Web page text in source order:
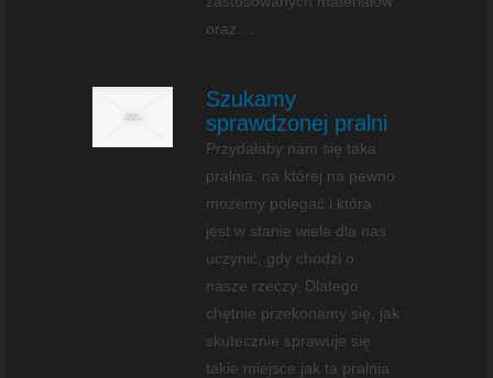
oraz ...
Szukamy
sprawdzonej pralni
Przydałaby nam się taka
pralnia, na której na pewno
możemy polegać i która
jest w stanie wiele dla nas
uczynić, gdy chodzi o
nasze rzeczy. Dlatego
chętnie przekonamy się, jak
skutecznie sprawuje się
takie miejsce jak ta pralnia